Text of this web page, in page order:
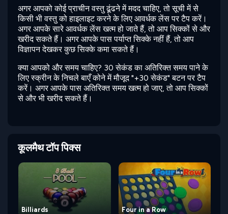
अगर आपको कोई प्राचीन वस्तु ढूंढने में मदद चाहिए, तो सूची में से
किसी भी वस्तु को हाइलाइट करने के लिए आवर्धक लेंस पर टैप करें।
अगर आपके सारे आवर्धक लेंस खत्म हो जाते हैं, तो आप सिक्कों से और
खरीद सकते हैं। अगर आपके पास पर्याप्त सिक्के नहीं हैं, तो आप
विज्ञापन देखकर कुछ सिक्के कमा सकते हैं।
क्या आपको और समय चाहिए? 30 सेकंड का अतिरिक्त समय पाने के
लिए स्क्रीन के निचले बाएँ कोने में मौजूद "+30 सेकंड" बटन पर टैप
करें। अगर आपके पास अतिरिक्त समय खत्म हो जाए, तो आप सिक्कों
से और भी खरीद सकते हैं।
कूलमैथ टॉप पिक्स
Billiards Four in a Row